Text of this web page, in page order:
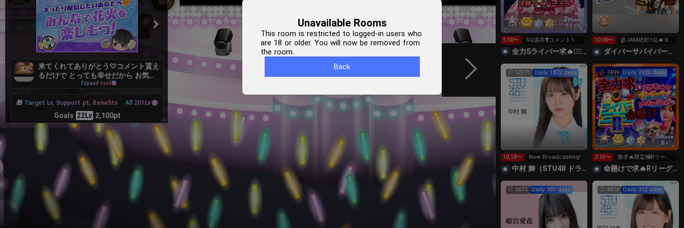
来てくれてありがとう♡コメント貰え
るだけで とっても幸せだから お気遣
いなくです😌私は口下手で話を盛り
上げたり 話題を広げる事が苦手だけ
ど 頑張るね♡
Expand text
🎁 Target Lv, Support pt, Benefits All 201Lv
Goals 22Lv 2,100pt
172pt more to achieve
レベル22達成！花火をあげまくろ
う〜！！！
👤 Contributing user TOP100
1
ひまわりん🌻Yuk
i's room ⛄/ ﾙｰﾏﾈ
689pt
120pt
かっぱっぱ。@☆
2Place
アイドル
5:50〜
SG温存❣️コメント1回
で無料の S求🧡
全力Sライバー求🔥❤️‍🔥147cm深川史那のルーム🐸🎈
10:00〜
@JAM絶対1位🔥９
時間配信リレー‼️
‪ダイバーサバイバー【公式】
12171 Daily 1872 days
10:18〜 Now Broadcasting!
中村 舞（STU48 ドラフト3期生）
3Place
芸人
7499 Daily 2926 days
3:16〜
激求🔥限定欄Rリーグ
👑0時～枠に来れる方
ギフト温存
命懸けで求🔥Rリーグ👑夏祭実行委員長🎆こがちゃんのちばります
5673 Daily 381 days 4974 Daily 312 days
Unavailable Rooms
This room is restricted to logged-in users who
are 18 or older. You will now be removed from
the room.
Back